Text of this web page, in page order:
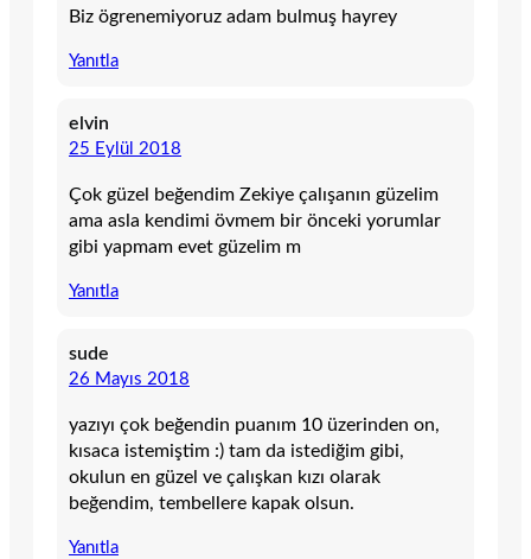
Biz ögrenemiyoruz adam bulmuş hayrey
Yanıtla
elvin
25 Eylül 2018
Çok güzel beğendim Zekiye çalışanın güzelim
ama asla kendimi övmem bir önceki yorumlar
gibi yapmam evet güzelim m
Yanıtla
sude
26 Mayıs 2018
yazıyı çok beğendin puanım 10 üzerinden on,
kısaca istemiştim :) tam da istediğim gibi,
okulun en güzel ve çalışkan kızı olarak
beğendim, tembellere kapak olsun.
Yanıtla